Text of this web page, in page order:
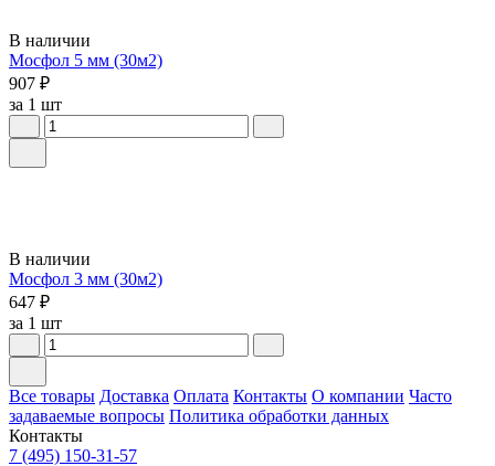
В наличии
Мосфол 5 мм (30м2)
907 ₽
за 1 шт
В наличии
Мосфол 3 мм (30м2)
647 ₽
за 1 шт
Все товары Доставка Оплата Контакты О компании Часто
задаваемые вопросы Политика обработки данных
Контакты
7 (495) 150-31-57